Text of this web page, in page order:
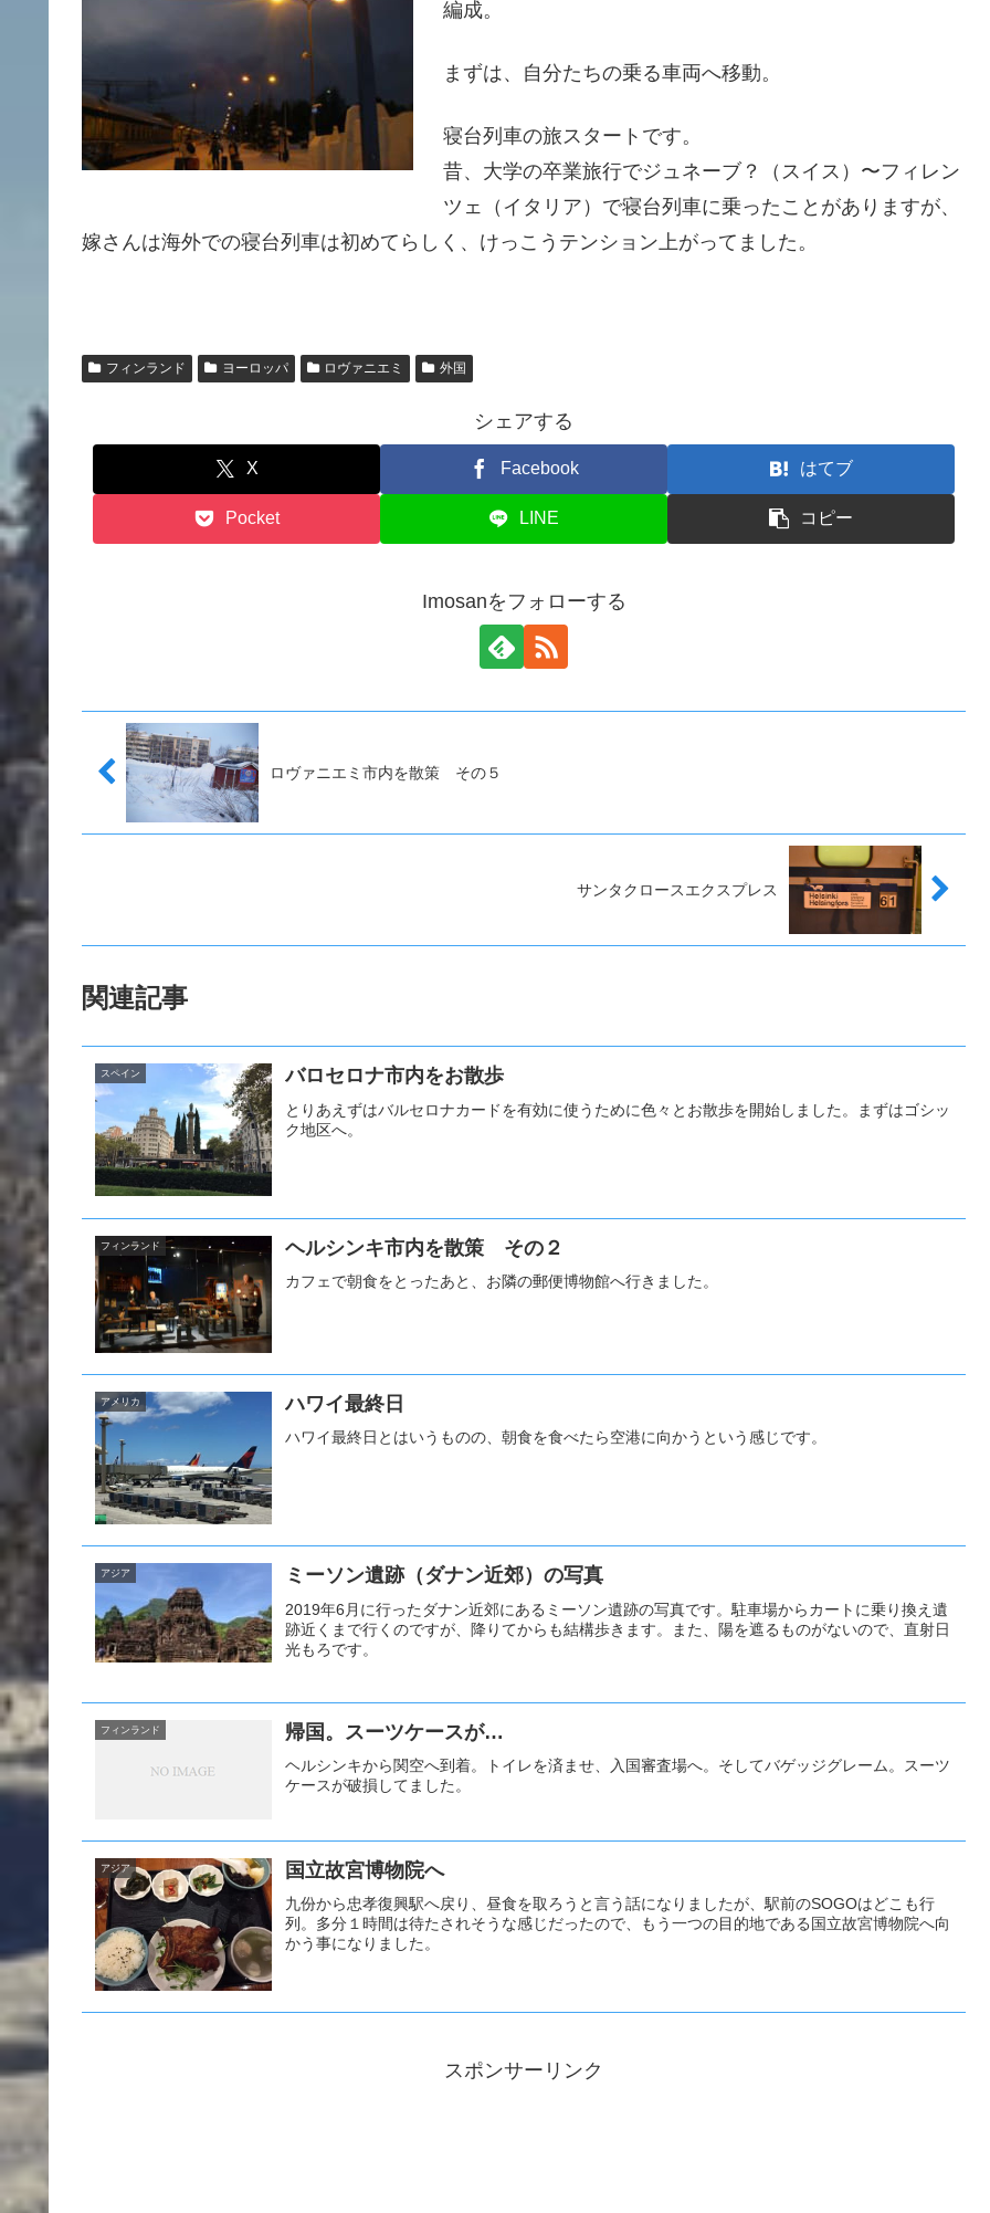
編成。
まずは、自分たちの乗る車両へ移動。
寝台列車の旅スタートです。
昔、大学の卒業旅行でジュネーブ？（スイス）〜フィレン
ツェ（イタリア）で寝台列車に乗ったことがありますが、
嫁さんは海外での寝台列車は初めてらしく、けっこうテンション上がってました。
フィンランド ヨーロッパ ロヴァニエミ 外国
シェアする
X Facebook はてブ
Pocket LINE コピー
Imosanをフォローする
ロヴァニエミ市内を散策 その５
サンタクロースエクスプレス
関連記事
スペイン バロセロナ市内をお散歩
とりあえずはバルセロナカードを有効に使うために色々とお散歩を開始しました。まずはゴシッ
ク地区へ。
フィンランド ヘルシンキ市内を散策 その２
カフェで朝食をとったあと、お隣の郵便博物館へ行きました。
アメリカ ハワイ最終日
ハワイ最終日とはいうものの、朝食を食べたら空港に向かうという感じです。
アジア ミーソン遺跡（ダナン近郊）の写真
2019年6月に行ったダナン近郊にあるミーソン遺跡の写真です。駐車場からカートに乗り換え遺
跡近くまで行くのですが、降りてからも結構歩きます。また、陽を遮るものがないので、直射日
光もろです。
フィンランド 帰国。スーツケースが…
ヘルシンキから関空へ到着。トイレを済ませ、入国審査場へ。そしてバゲッジグレーム。スーツ
ケースが破損してました。
アジア 国立故宮博物院へ
九份から忠孝復興駅へ戻り、昼食を取ろうと言う話になりましたが、駅前のSOGOはどこも行
列。多分１時間は待たされそうな感じだったので、もう一つの目的地である国立故宮博物院へ向
かう事になりました。
スポンサーリンク